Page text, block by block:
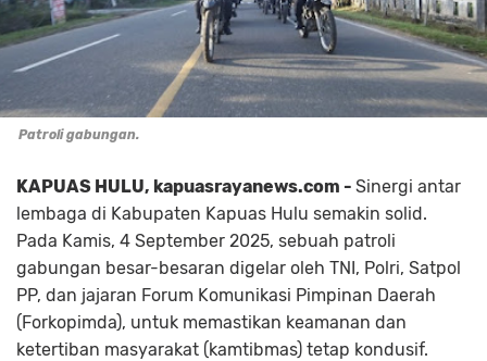
Patroli gabungan.
KAPUAS HULU, kapuasrayanews.com - Sinergi antar
lembaga di Kabupaten Kapuas Hulu semakin solid.
Pada Kamis, 4 September 2025, sebuah patroli
gabungan besar-besaran digelar oleh TNI, Polri, Satpol
PP, dan jajaran Forum Komunikasi Pimpinan Daerah
(Forkopimda), untuk memastikan keamanan dan
ketertiban masyarakat (kamtibmas) tetap kondusif.